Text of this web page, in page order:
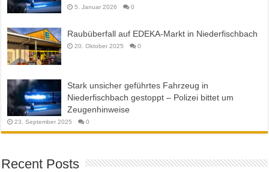
5. Januar 2026 0
Raubüberfall auf EDEKA-Markt in Niederfischbach
20. Oktober 2025 0
Stark unsicher geführtes Fahrzeug in
Niederfischbach gestoppt – Polizei bittet um
Zeugenhinweise
23. September 2025 0
Recent Posts